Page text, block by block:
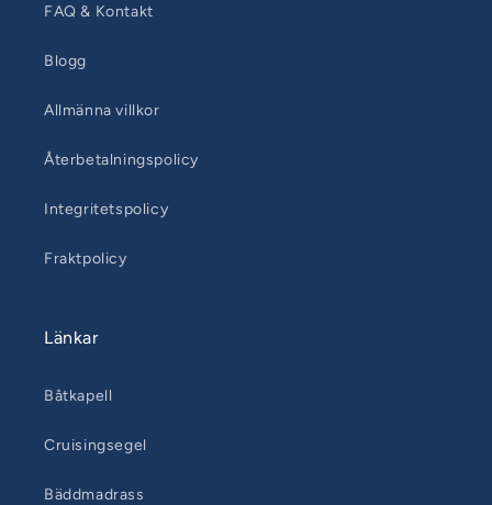
FAQ & Kontakt
Blogg
Allmänna villkor
Återbetalningspolicy
Integritetspolicy
Fraktpolicy
Länkar
Båtkapell
Cruisingsegel
Bäddmadrass